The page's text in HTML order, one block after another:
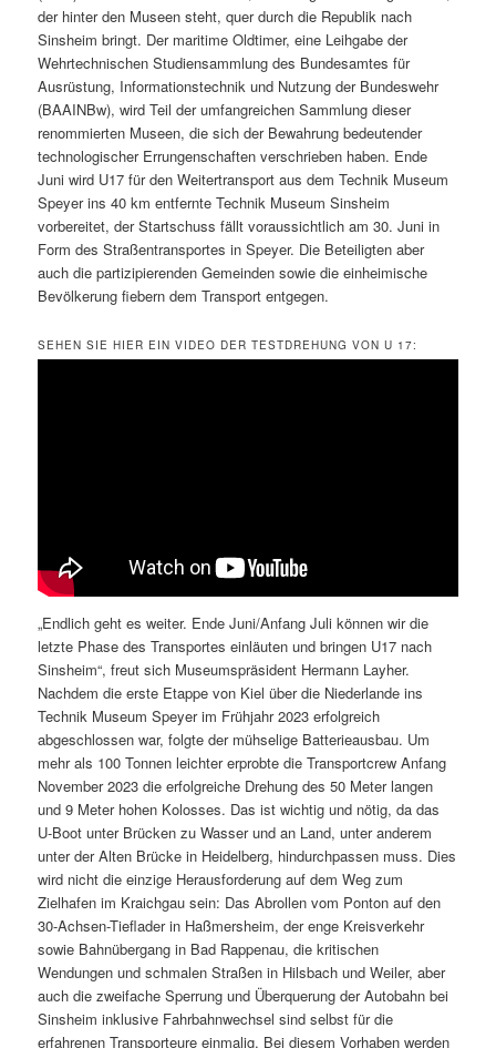
der hinter den Museen steht, quer durch die Republik nach
Sinsheim bringt. Der maritime Oldtimer, eine Leihgabe der
Wehrtechnischen Studiensammlung des Bundesamtes für
Ausrüstung, Informationstechnik und Nutzung der Bundeswehr
(BAAINBw), wird Teil der umfangreichen Sammlung dieser
renommierten Museen, die sich der Bewahrung bedeutender
technologischer Errungenschaften verschrieben haben. Ende
Juni wird U17 für den Weitertransport aus dem Technik Museum
Speyer ins 40 km entfernte Technik Museum Sinsheim
vorbereitet, der Startschuss fällt voraussichtlich am 30. Juni in
Form des Straßentransportes in Speyer. Die Beteiligten aber
auch die partizipierenden Gemeinden sowie die einheimische
Bevölkerung fiebern dem Transport entgegen.
SEHEN SIE HIER EIN VIDEO DER TESTDREHUNG VON U 17:
„Endlich geht es weiter. Ende Juni/Anfang Juli können wir die
letzte Phase des Transportes einläuten und bringen U17 nach
Sinsheim“, freut sich Museumspräsident Hermann Layher.
Nachdem die erste Etappe von Kiel über die Niederlande ins
Technik Museum Speyer im Frühjahr 2023 erfolgreich
abgeschlossen war, folgte der mühselige Batterieausbau. Um
mehr als 100 Tonnen leichter erprobte die Transportcrew Anfang
November 2023 die erfolgreiche Drehung des 50 Meter langen
und 9 Meter hohen Kolosses. Das ist wichtig und nötig, da das
U-Boot unter Brücken zu Wasser und an Land, unter anderem
unter der Alten Brücke in Heidelberg, hindurchpassen muss. Dies
wird nicht die einzige Herausforderung auf dem Weg zum
Zielhafen im Kraichgau sein: Das Abrollen vom Ponton auf den
30-Achsen-Tieflader in Haßmersheim, der enge Kreisverkehr
sowie Bahnübergang in Bad Rappenau, die kritischen
Wendungen und schmalen Straßen in Hilsbach und Weiler, aber
auch die zweifache Sperrung und Überquerung der Autobahn bei
Sinsheim inklusive Fahrbahnwechsel sind selbst für die
erfahrenen Transporteure einmalig. Bei diesem Vorhaben werden